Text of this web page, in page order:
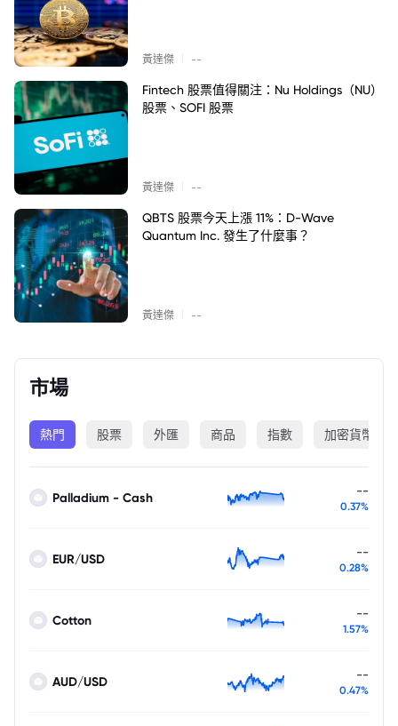
黃達傑 --
Fintech 股票值得關注：Nu Holdings（NU）
股票、SOFI 股票
黃達傑 --
QBTS 股票今天上漲 11%：D-Wave
Quantum Inc. 發生了什麼事？
黃達傑 --
市場
熱門 股票 外匯 商品 指數 加密貨幣
Palladium - Cash --
0.37%
EUR/USD --
0.28%
Cotton --
1.57%
AUD/USD --
0.47%